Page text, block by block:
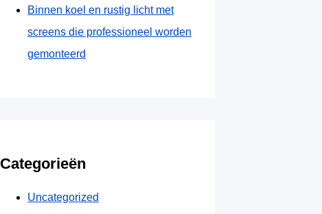
Binnen koel en rustig licht met
screens die professioneel worden
gemonteerd
Categorieën
Uncategorized